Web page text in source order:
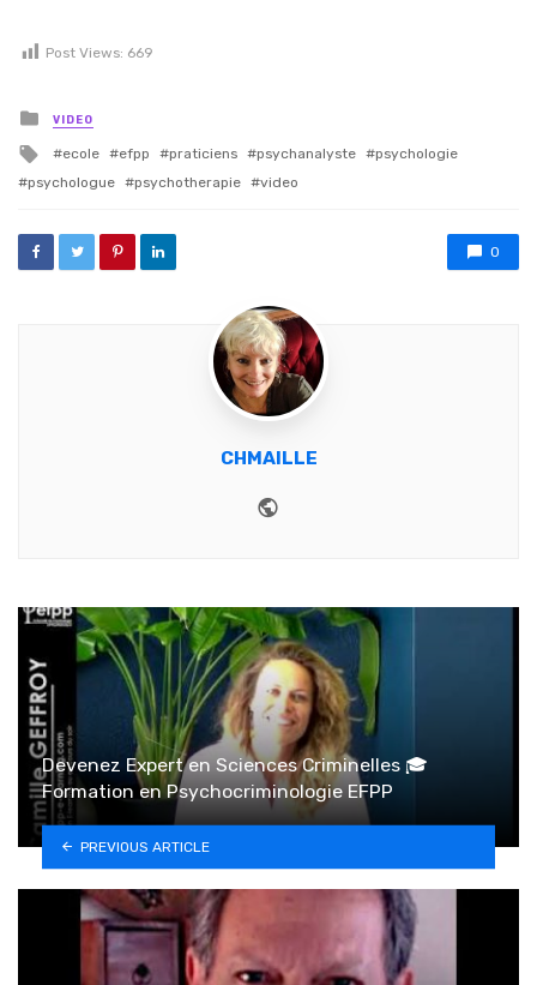
Post Views: 669
Posted in
VIDEO
Tagged with
ecole efpp praticiens psychanalyste
psychologie
psychologue
psychotherapie video
0
CHMAILLE
Devenez Expert en Sciences Criminelles 🎓
Formation en Psychocriminologie EFPP
PREVIOUS ARTICLE